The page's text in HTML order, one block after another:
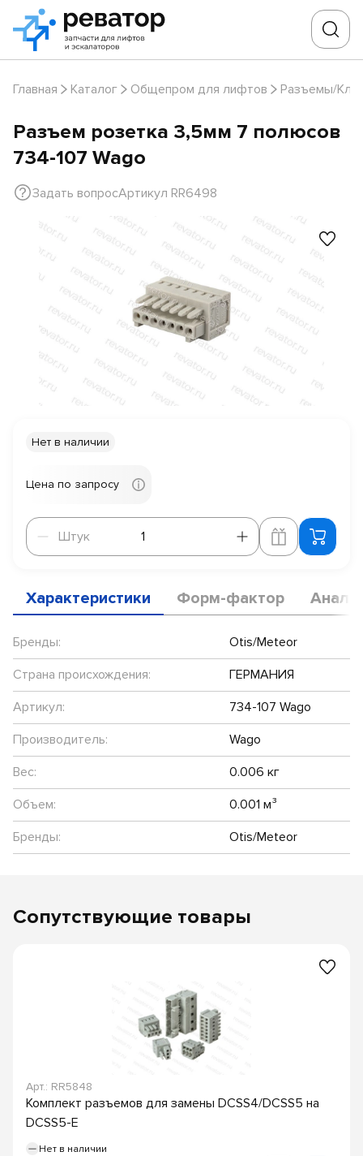
Главная Каталог Общепром для лифтов Разъемы/
Разъем розетка 3,5мм 7 полюсов
734-107 Wago
Задать вопросАртикул RR6498
Нет в наличии
Цена по запросу
Штук
Штук
Характеристики Форм-фактор
Бренды:
Otis/Meteor
Страна происхождения:
ГЕРМАНИЯ
Артикул:
734-107 Wago
Производитель:
Wago
Вес:
0.006 кг
Объем:
0.001 м³
Бренды:
Otis/Meteor
Сопутствующие товары
Арт.: RR5848
Комплект разъемов для замены DCSS4/DCSS5 на
DCSS5-E
Нет в наличии